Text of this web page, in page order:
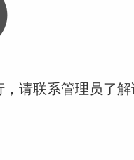
请联系管理员了